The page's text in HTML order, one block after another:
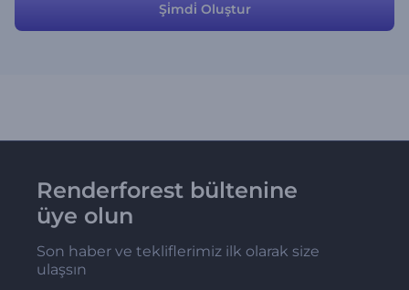
Şi̇mdi̇ Oluştur
Renderforest bültenine
üye olun
Son haber ve tekliflerimiz ilk olarak size
ulaşsın